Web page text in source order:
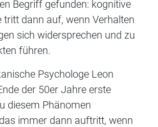
Begriff gefunden: kognitive
tritt dann auf, wenn Verhalten
sich widersprechen und zu
führen.
Psychologe Leon
der 50er Jahre erste
diesem Phänomen
immer dann auftritt, wenn